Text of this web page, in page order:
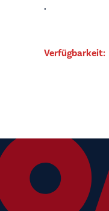
.
Verfügbarkeit: